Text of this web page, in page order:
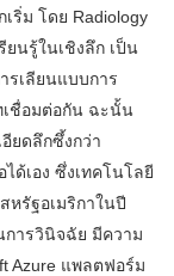
ริ่ม โดย Radiology
ยนรู้ในเชิงลึก เป็น
รเลียนแบบการ
ชื่อมต่อกัน ฉะนั้น
ยดลึกซึ้งกว่า
ด้เอง ซึ่งเทคโนโลยี
หรัฐอเมริกาในปี
การวินิจฉัย มีความ
Azure แพลตฟอร์ม